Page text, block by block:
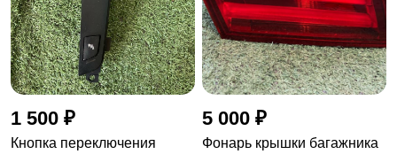
1 500 ₽
Кнопка переключения
5 000 ₽
Фонарь крышки багажника